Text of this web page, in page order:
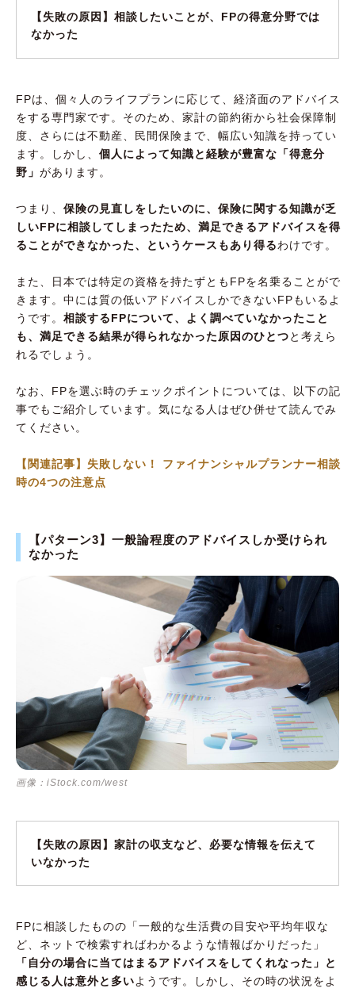
【失敗の原因】相談したいことが、FPの得意分野では
なかった
FPは、個々人のライフプランに応じて、経済面のアドバイス
をする専門家です。そのため、家計の節約術から社会保障制
度、さらには不動産、民間保険まで、幅広い知識を持ってい
ます。しかし、 個人によって知識と経験が豊富な「得意分
野」 があります。
つまり、 保険の見直しをしたいのに、保険に関する知識が乏
しいFPに相談してしまったため、満足できるアドバイスを得
ることができなかった、というケースもあり得るわけです。
また、日本では特定の資格を持たずともFPを名乗ることがで
きます。中には質の低いアドバイスしかできないFPもいるよ
うです。 相談するFPについて、よく調べていなかったこと
も、満足できる結果が得られなかった原因のひとつと考えら
れるでしょう。
なお、FPを選ぶ時のチェックポイントについては、以下の記
事でもご紹介しています。気になる人はぜひ併せて読んでみ
てください。
【関連記事】失敗しない！ ファイナンシャルプランナー相談
時の4つの注意点
【パターン3】一般論程度のアドバイスしか受けられ
なかった
画像：iStock.com/west
【失敗の原因】家計の収支など、必要な情報を伝えて
いなかった
FPに相談したものの「一般的な生活費の目安や平均年収な
ど、ネットで検索すればわかるような情報ばかりだった」
「自分の場合に当てはまるアドバイスをしてくれなった」と
感じる人は意外と多いようです。しかし、その時の状況をよ